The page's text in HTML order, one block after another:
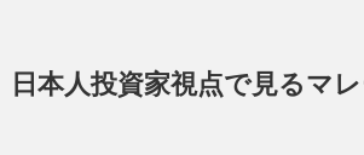
日本人投資家視点で見るマ